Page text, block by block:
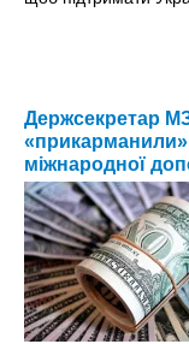
Держсекретар
міжнародної